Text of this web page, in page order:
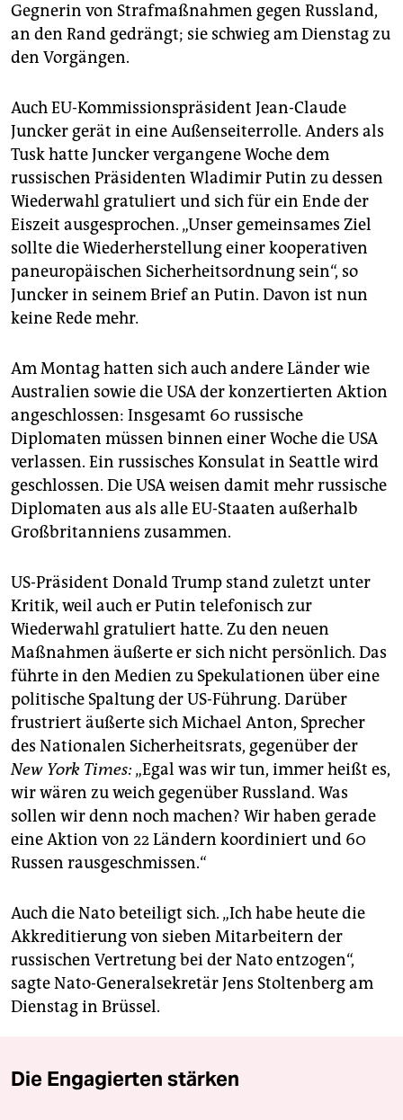
Gegnerin von Strafmaßnahmen gegen Russland,
an den Rand gedrängt; sie schwieg am Dienstag zu
den Vorgängen.
Auch EU-Kommissionspräsident Jean-Claude
Juncker gerät in eine Außenseiterrolle. Anders als
Tusk hatte Juncker vergangene Woche dem
russischen Präsidenten Wladimir Putin zu dessen
Wiederwahl gratuliert und sich für ein Ende der
Eiszeit ausgesprochen. „Unser gemeinsames Ziel
sollte die Wiederherstellung einer kooperativen
paneuropäischen Sicherheitsordnung sein“, so
Juncker in seinem Brief an Putin. Davon ist nun
keine Rede mehr.
Am Montag hatten sich auch andere Länder wie
Australien sowie die USA der konzertierten Aktion
angeschlossen: Insgesamt 60 russische
Diplomaten müssen binnen einer Woche die USA
verlassen. Ein russisches Konsulat in Seattle wird
geschlossen. Die USA weisen damit mehr russische
Diplomaten aus als alle EU-Staaten außerhalb
Großbritanniens zusammen.
US-Präsident Donald Trump stand zuletzt unter
Kritik, weil auch er Putin telefonisch zur
Wiederwahl gratuliert hatte. Zu den neuen
Maßnahmen äußerte er sich nicht persönlich. Das
führte in den Medien zu Spekulationen über eine
politische Spaltung der US-Führung. Darüber
frustriert äußerte sich Michael Anton, Sprecher
des Nationalen Sicherheitsrats, gegenüber der
New York Times: „Egal was wir tun, immer heißt es,
wir wären zu weich gegenüber Russland. Was
sollen wir denn noch machen? Wir haben gerade
eine Aktion von 22 Ländern koordiniert und 60
Russen rausgeschmissen.“
Auch die Nato beteiligt sich. „Ich habe heute die
Akkreditierung von sieben Mitarbeitern der
russischen Vertretung bei der Nato entzogen“,
sagte Nato-Generalsekretär Jens Stoltenberg am
Dienstag in Brüssel.
Die Engagierten stärken